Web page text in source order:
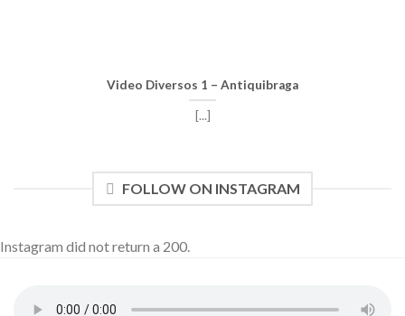
Video Diversos 1 – Antiquibraga
[...]
FOLLOW ON INSTAGRAM
Instagram did not return a 200.